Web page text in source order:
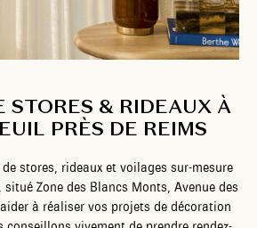
STORES & RIDEAUX À
PRÈS DE REIMS
stores, rideaux et voilages sur-mesure
Zone des Blancs Monts, Avenue des
à réaliser vos projets de décoration